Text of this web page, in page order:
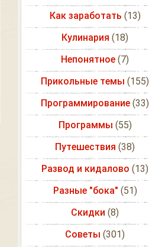
Как заработать (13)
Кулинария (18)
Непонятное (7)
Прикольные темы (155)
Программирование (33)
Программы (55)
Путешествия (38)
Развод и кидалово (13)
Разные "бока" (51)
Скидки (8)
Советы (301)